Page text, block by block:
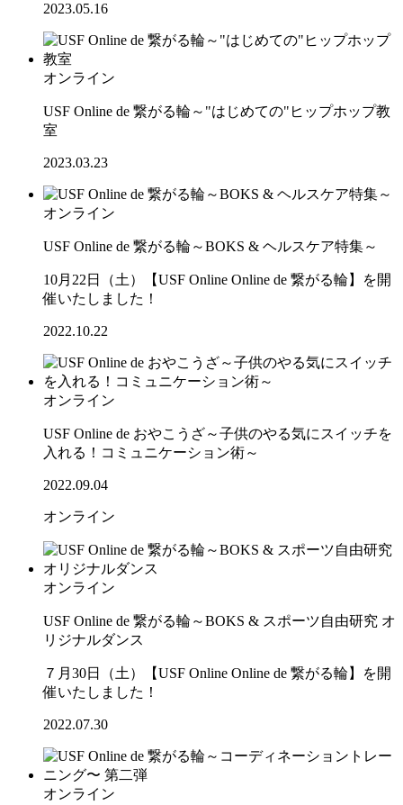
2023.05.16
オンライン
USF Online de 繋がる輪～"はじめての"ヒップホップ教
室
2023.03.23
オンライン
USF Online de 繋がる輪～BOKS & ヘルスケア特集～
10月22日（土）【USF Online Online de 繋がる輪】を開
催いたしました！
2022.10.22
オンライン
USF Online de おやこうざ～子供のやる気にスイッチを
入れる！コミュニケーション術～
2022.09.04
オンライン
オンライン
USF Online de 繋がる輪～BOKS & スポーツ自由研究 オ
リジナルダンス
７月30日（土）【USF Online Online de 繋がる輪】を開
催いたしました！
2022.07.30
オンライン